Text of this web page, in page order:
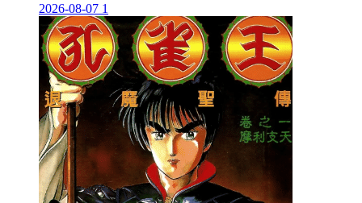
2026-08-07 1